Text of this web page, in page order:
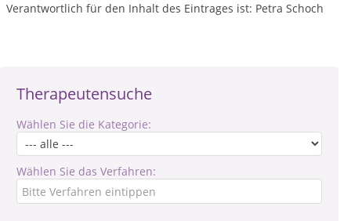
Therapeutensuche
Wählen Sie die Kategorie:
Wählen Sie das Verfahren:
Verantwortlich für den Inhalt des Eintrages ist: Petra Schoch